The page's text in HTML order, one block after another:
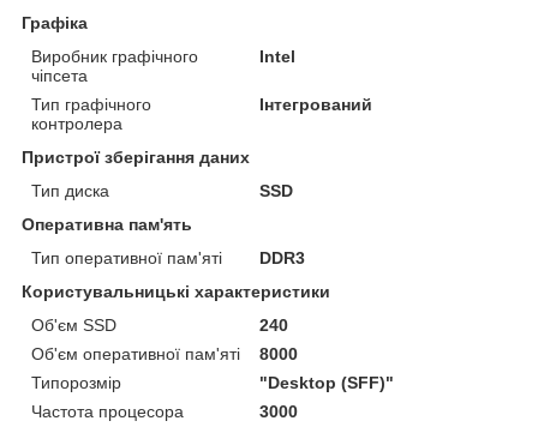
Графіка
Виробник графічного
чіпсета
Intel
Тип графічного
контролера
Інтегрований
Пристрої зберігання даних
Тип диска
SSD
Оперативна пам'ять
Тип оперативної пам'яті
DDR3
Користувальницькі характеристики
Об'єм SSD
240
Об'єм оперативної пам'яті
8000
Типорозмір
"Desktop (SFF)"
Частота процесора
3000